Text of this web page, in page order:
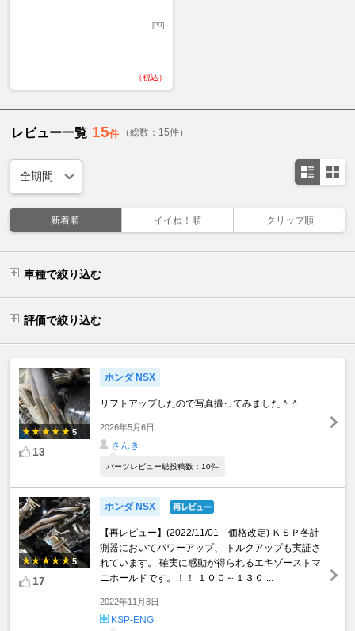
[PR]
（税込）
レビュー一覧 15件 （総数：15件）
新着順 イイね！順 クリップ順
車種で絞り込む
評価で絞り込む
5
13
ホンダ NSX
リフトアップしたので写真撮ってみました＾＾
2026年5月6日
さんき
パーツレビュー総投稿数：10件
5
17
ホンダ NSX
【再レビュー】(2022/11/01 価格改定) ＫＳＰ各計
測器においてパワーアップ、 トルクアップも実証さ
れています。 確実に感動が得られるエキゾーストマ
ニホールドです。！！ １００～１３０ ...
2022年11月8日
KSP-ENG